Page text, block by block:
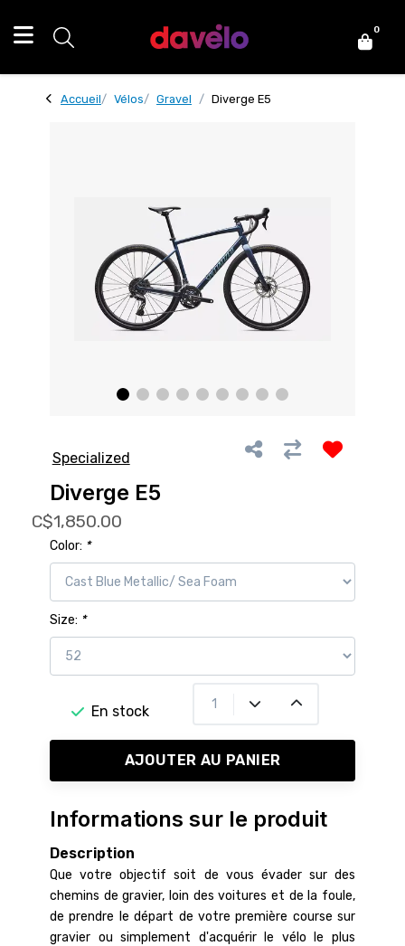
0
Accueil Vélos Gravel Diverge E5
Specialized
Diverge E5
C$1,850.00
Color: *
Size: *
En stock
AJOUTER AU PANIER
Informations sur le produit
Description
Que votre objectif soit de vous évader sur des
chemins de gravier, loin des voitures et de la foule,
de prendre le départ de votre première course sur
gravier ou simplement d'acquérir le vélo le plus